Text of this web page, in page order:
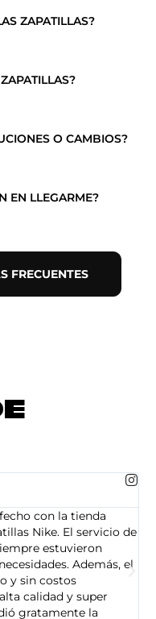
ZAPATILLAS?
O CAMBIOS?
EN LLEGARME?
FRECUENTES
con la tienda
Nike. El servicio de
estuvieron
Además, el
y sin costos
calidad y super
gratamente la